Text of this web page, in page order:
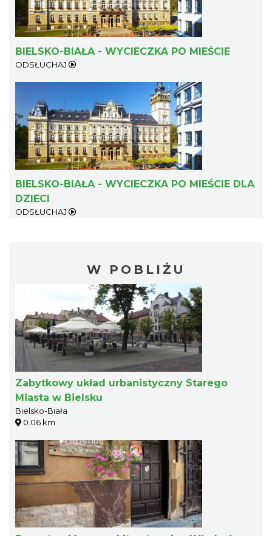
BIELSKO-BIAŁA - WYCIECZKA PO MIEŚCIE
ODSŁUCHAJ
BIELSKO-BIAŁA - WYCIECZKA PO MIEŚCIE DLA
DZIECI
ODSŁUCHAJ
W POBLIŻU
Zabytkowy układ urbanistyczny Starego
Miasta w Bielsku
Bielsko-Biała
0.06 km